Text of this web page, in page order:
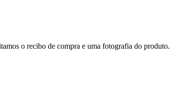
o recibo de compra e uma fotografia do produto.